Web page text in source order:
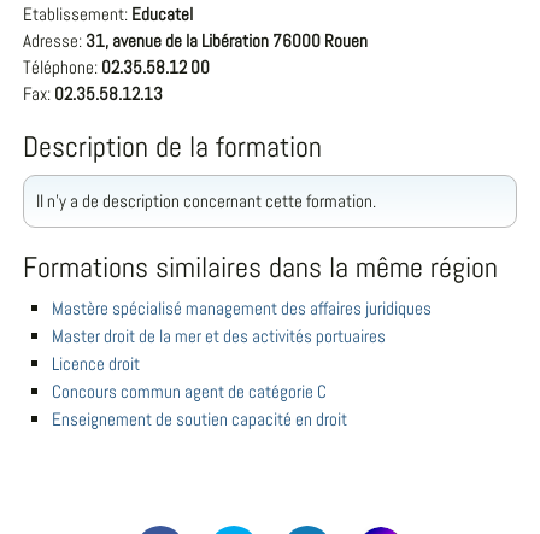
Etablissement: Educatel
Adresse: 31, avenue de la Libération 76000 Rouen
Téléphone: 02.35.58.12 00
Fax: 02.35.58.12.13
Description de la formation
Il n'y a de description concernant cette formation.
Formations similaires dans la même région
Mastère spécialisé management des affaires juridiques
Master droit de la mer et des activités portuaires
Licence droit
Concours commun agent de catégorie C
Enseignement de soutien capacité en droit